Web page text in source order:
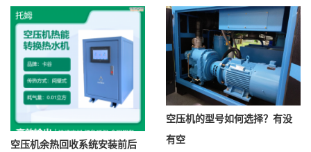
空压机余热回收系统安装前后
空压机的型号如何选择？有没
有空